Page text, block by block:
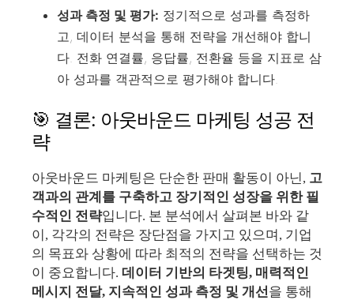
성과 측정 및 평가: 정기적으로 성과를 측정하
고, 데이터 분석을 통해 전략을 개선해야 합니
다. 전화 연결률, 응답률, 전환율 등을 지표로 삼
아 성과를 객관적으로 평가해야 합니다.
🎯 결론: 아웃바운드 마케팅 성공 전
략
아웃바운드 마케팅은 단순한 판매 활동이 아닌, 고
객과의 관계를 구축하고 장기적인 성장을 위한 필
수적인 전략입니다. 본 분석에서 살펴본 바와 같
이, 각각의 전략은 장단점을 가지고 있으며, 기업
의 목표와 상황에 따라 최적의 전략을 선택하는 것
이 중요합니다. 데이터 기반의 타겟팅, 매력적인
메시지 전달, 지속적인 성과 측정 및 개선을 통해